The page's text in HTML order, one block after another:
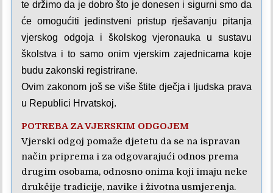
te držimo da je dobro što je donesen i sigurni smo da
će omogućiti jedinstveni pristup rješavanju pitanja
vjerskog odgoja i školskog vjeronauka u sustavu
školstva i to samo onim vjerskim zajednicama koje
budu zakonski registrirane.
Ovim zakonom još se više štite dječja i ljudska prava
u Republici Hrvatskoj.
POTREBA ZA VJERSKIM ODGOJEM
Vjerski odgoj pomaže djetetu da se na ispravan
način priprema i za odgovarajući odnos prema
drugim osobama, odnosno onima koji imaju neke
drukčije tradicije, navike i životna usmjerenja.